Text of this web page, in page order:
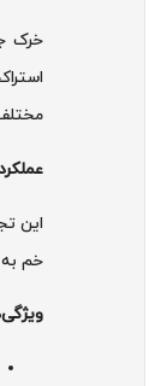
این
خم به